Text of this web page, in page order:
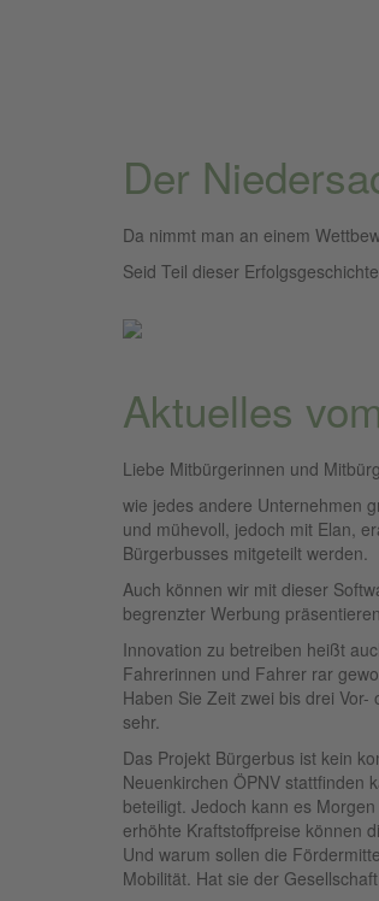
Der
Da nimmt man an einem
Seid Teil dieser
Aktuelles
Liebe Mitbürgerinnen und
wie jedes andere Unternehmen
und mühevoll, jedoch mit Elan,
Bürgerbusses mitgeteilt werden.
Auch können wir mit dieser
begrenzter Werbung
Innovation zu betreiben heißt
Fahrerinnen und Fahrer rar
Haben Sie Zeit zwei bis drei
sehr.
Das Projekt Bürgerbus ist kein
Neuenkirchen ÖPNV stattfinden
beteiligt. Jedoch kann es
erhöhte Kraftstoffpreise können
Und warum sollen die
Mobilität. Hat sie der